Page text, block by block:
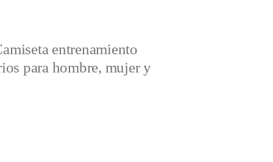
entrenamiento
para hombre, mujer y